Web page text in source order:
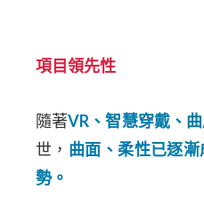
項目領先性
隨著VR 、智慧穿戴、
世， 曲面、柔性已逐
勢。